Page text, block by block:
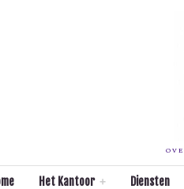
Het Kantoor Diensten